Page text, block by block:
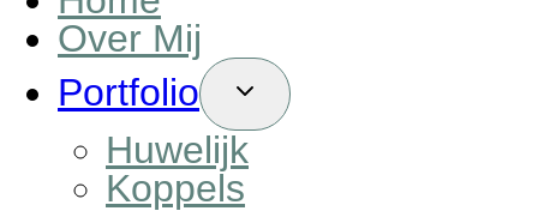
Over Mij
Portfolio
Toggle
menu
Huwelijk
Koppels